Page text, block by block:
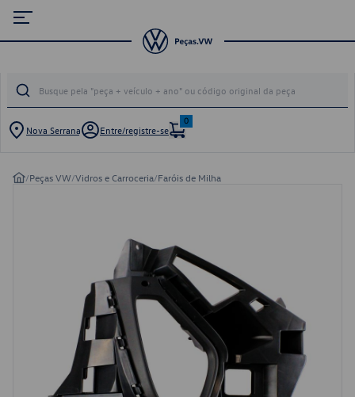
Nova Serrana Entre/registre-se
0
/Peças VW/Vidros e Carroceria/Faróis de Milha